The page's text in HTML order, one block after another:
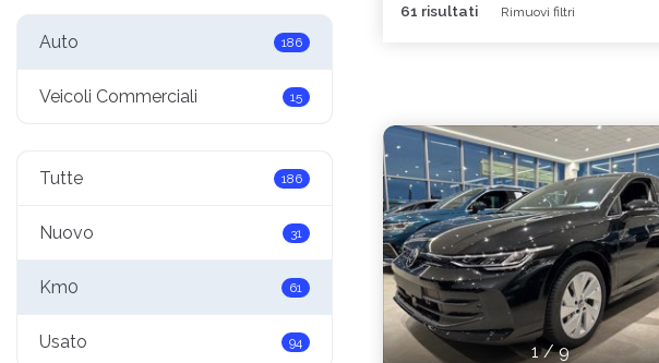
Auto 186
Veicoli Commerciali 15
Tutte 186
Nuovo 31
Km0 61
Usato 94
61 risultati Rimuovi filtri
1/9